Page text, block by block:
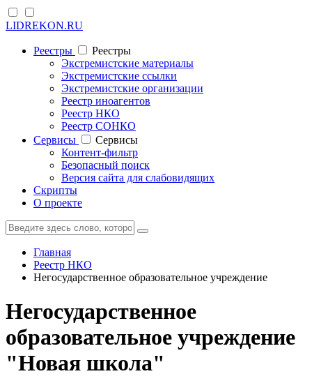
LIDREKON.RU
Реестры
Реестры
Экстремистские материалы
Экстремистские ссылки
Экстремистские организации
Реестр иноагентов
Реестр НКО
Реестр СОНКО
Cервисы
Cервисы
Контент-фильтр
Безопасный поиск
Версия сайта для слабовидящих
Скрипты
О проекте
Главная
Реестр НКО
Негосударственное образовательное учреждение
Негосударственное
образовательное учреждение
"Новая школа"